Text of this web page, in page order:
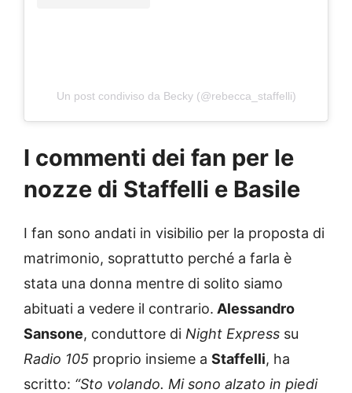
Un post condiviso da Becky (@rebecca_staffelli)
I commenti dei fan per le
nozze di Staffelli e Basile
I fan sono andati in visibilio per la proposta di
matrimonio, soprattutto perché a farla è
stata una donna mentre di solito siamo
abituati a vedere il contrario. Alessandro
Sansone, conduttore di Night Express su
Radio 105 proprio insieme a Staffelli, ha
scritto: “Sto volando. Mi sono alzato in piedi